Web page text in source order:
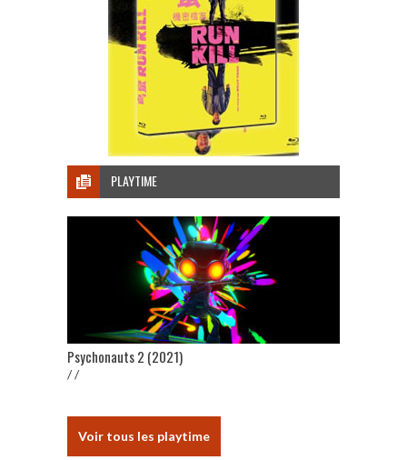
PLAYTIME
Psychonauts 2 (2021)
/ /
Voir tous les playtime